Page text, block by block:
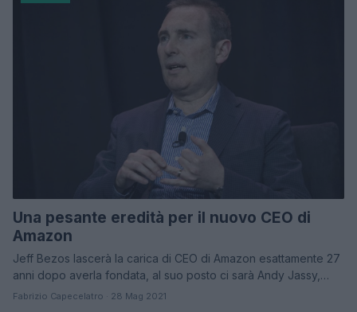
Una pesante eredità per il nuovo CEO di
Amazon
Jeff Bezos lascerà la carica di CEO di Amazon esattamente 27
anni dopo averla fondata, al suo posto ci sarà Andy Jassy,…
Fabrizio Capecelatro · 28 Mag 2021